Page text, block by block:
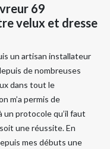
69
velux et dresse
un artisan installateur
de nombreuses
dans tout le
m’a permis de
un protocole qu’il faut
une réussite. En
mes débuts une